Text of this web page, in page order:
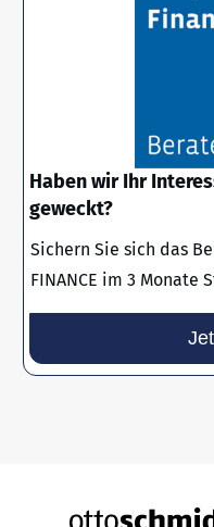
Haben wir Ihr
geweckt?
Sichern Sie sich das
FINANCE im 3 Monate